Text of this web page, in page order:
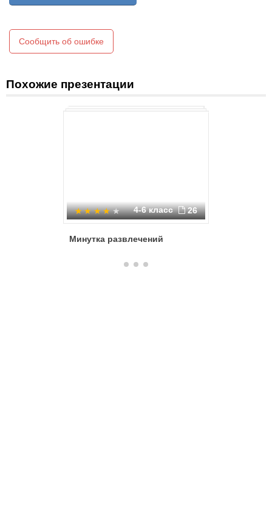
Сообщить об ошибке
Похожие презентации
4-6 класс 26
Минутка развлечений